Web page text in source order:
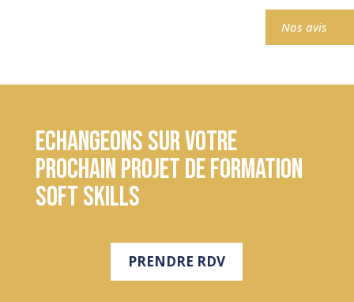
Nos avis
Echangeons sur votre
prochain projet de formation
soft skills
PRENDRE RDV